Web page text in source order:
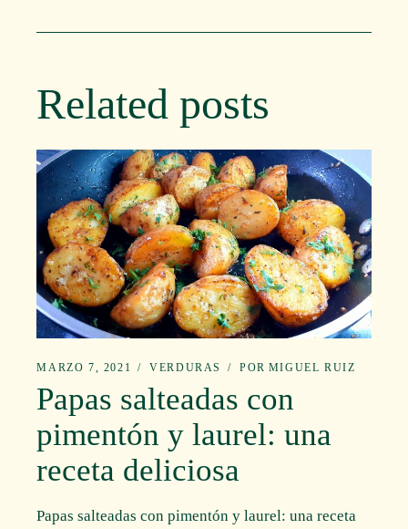
Related posts
MARZO 7, 2021 VERDURAS POR MIGUEL RUIZ
Papas salteadas con
pimentón y laurel: una
receta deliciosa
Papas salteadas con pimentón y laurel: una receta